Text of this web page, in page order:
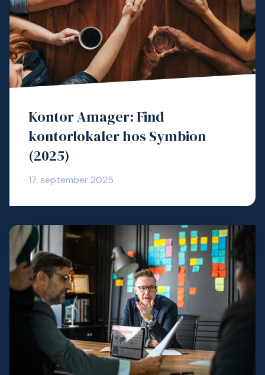
Kontor Amager: Find
kontorlokaler hos Symbion
(2025)
17. september 2025